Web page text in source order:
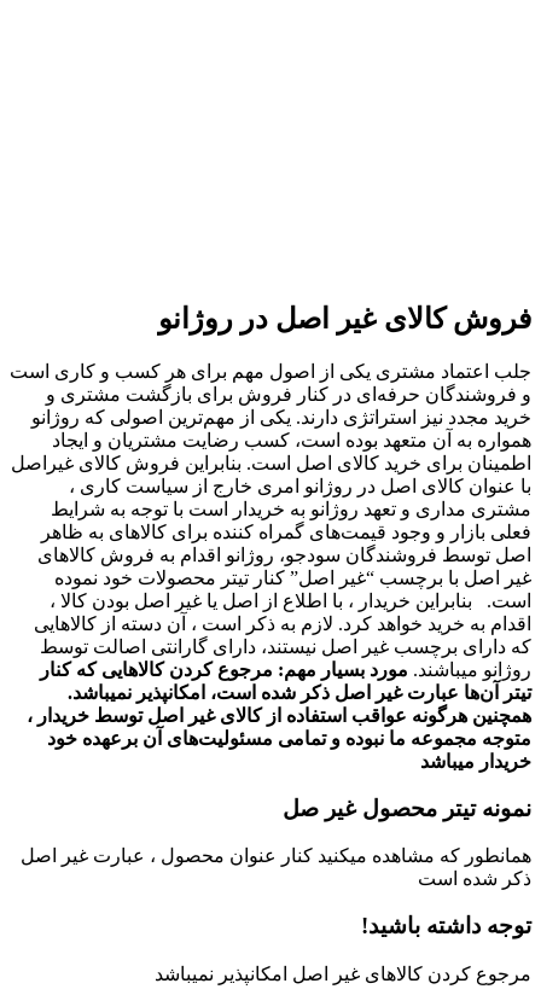
فروش کالای غیر اصل در روژانو
جلب اعتماد مشتری یکی از اصول مهم برای هر کسب و کاری است
و فروشندگان حرفه‌ای در کنار فروش برای بازگشت مشتری و
خرید مجدد نیز استراتژی دارند. یکی از مهم‌ترین اصولی که روژانو
همواره به آن متعهد بوده است، کسب رضایت مشتریان و ایجاد
اطمینان برای خرید کالای اصل است. بنابراین فروش کالای غیر‌اصل
با عنوان کالای اصل در روژانو امری خارج از سیاست کاری ،
مشتری مداری و تعهد روژانو به خریدار است با توجه به شرایط
فعلی بازار و وجود قیمت‌های گمراه کننده برای کالاهای به ظاهر
اصل توسط فروشندگان سودجو، روژانو اقدام به فروش کالاهای
غیر اصل با برچسب “غیر اصل” کنار تیتر محصولات خود نموده
است. بنابراین خریدار ، با اطلاع از اصل یا غیر اصل بودن کالا ،
اقدام به خرید خواهد کرد. لازم به ذکر است ، آن دسته از کالاهایی
که دارای برچسب غیر اصل نیستند، دارای گارانتی اصالت توسط
روژانو میباشند. مورد بسیار مهم: مرجوع کردن کالاهایی که کنار
تیتر آن‌ها عبارت غیر اصل ذکر شده است، امکانپذیر نمیباشد.
همچنین هرگونه عواقب استفاده از کالای غیر اصل توسط خریدار ،
متوجه مجموعه ما نبوده و تمامی مسئولیت‌های آن برعهده خود
خریدار میباشد
نمونه تیتر محصول غیر صل
همانطور که مشاهده میکنید کنار عنوان محصول ، عبارت غیر اصل
ذکر شده است
توجه داشته باشید!
مرجوع کردن کالاهای غیر اصل امکانپذیر نمیباشد